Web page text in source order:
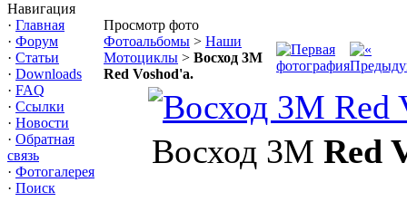
Навигация
· Главная
· Форум
· Статьи
· Downloads
· FAQ
· Ссылки
· Новости
· Обратная
связь
· Фотогалерея
· Поиск
Просмотр фото
Фотоальбомы > Наши
Мотоциклы > Восход 3М
Red Voshod'a.
Восход 3М Red